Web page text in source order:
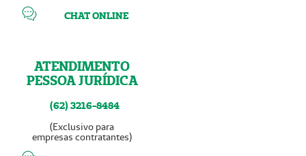
CHAT ONLINE
ATENDIMENTO
PESSOA JURÍDICA
(62) 3216-8484
(Exclusivo para
empresas contratantes)